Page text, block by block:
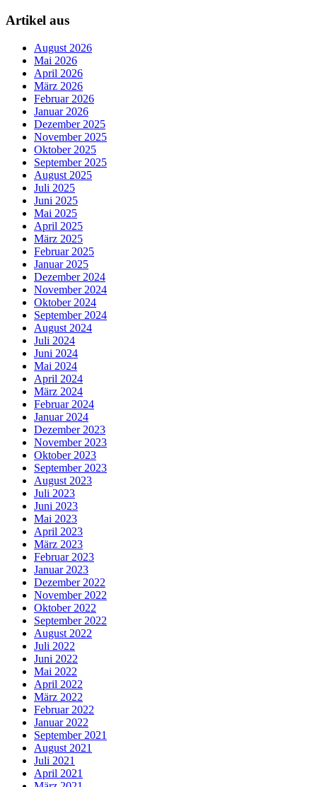
Artikel aus
August 2026
Mai 2026
April 2026
März 2026
Februar 2026
Januar 2026
Dezember 2025
November 2025
Oktober 2025
September 2025
August 2025
Juli 2025
Juni 2025
Mai 2025
April 2025
März 2025
Februar 2025
Januar 2025
Dezember 2024
November 2024
Oktober 2024
September 2024
August 2024
Juli 2024
Juni 2024
Mai 2024
April 2024
März 2024
Februar 2024
Januar 2024
Dezember 2023
November 2023
Oktober 2023
September 2023
August 2023
Juli 2023
Juni 2023
Mai 2023
April 2023
März 2023
Februar 2023
Januar 2023
Dezember 2022
November 2022
Oktober 2022
September 2022
August 2022
Juli 2022
Juni 2022
Mai 2022
April 2022
März 2022
Februar 2022
Januar 2022
September 2021
August 2021
Juli 2021
April 2021